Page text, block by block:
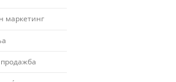
маркетинг